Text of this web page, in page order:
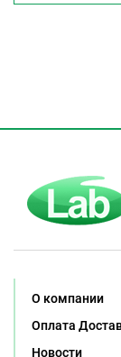
О компании
Оплата
Новости